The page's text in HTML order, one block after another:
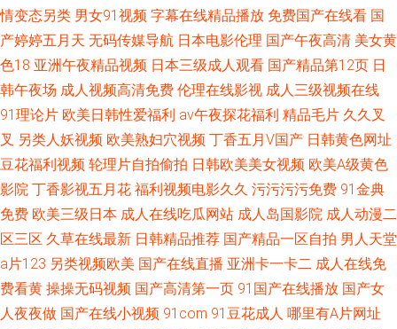
情变态另类 男女91视频 字幕在线精品播放 免费国产在线看 国
产婷婷五月天 无码传媒导航 日本电影伦理 国产午夜高清 美女黄
色18 亚洲午夜精品视频 日本三级成人观看 国产精品第12页 日
韩午夜场 成人视频高清免费 伦理在线影视 成人三级视频在线
91理论片 欧美日韩性爱福利 av午夜探花福利 精品毛片 久久叉
叉 另类人妖视频 欧美熟妇穴视频 丁香五月V国产 日韩黄色网址
豆花福利视频 轮理片自拍偷拍 日韩欧美美女视频 欧美A级黄色
影院 丁香影视五月花 福利视频电影久久 污污污污免费 91金典
免费 欧美三级日本 成人在线吃瓜网站 成人岛国影院 成人动漫二
区三区 久草在线最新 日韩精品推荐 国产精品一区自拍 男人天堂
a片123 另类视频欧美 国产在线直播 亚洲卡一卡二 成人在线免
费看黄 操操无码视频 国产高清第一页 91国产在线播放 国产女
人夜夜做 国产在线小视频 91com 91豆花成人 哪里有A片网址